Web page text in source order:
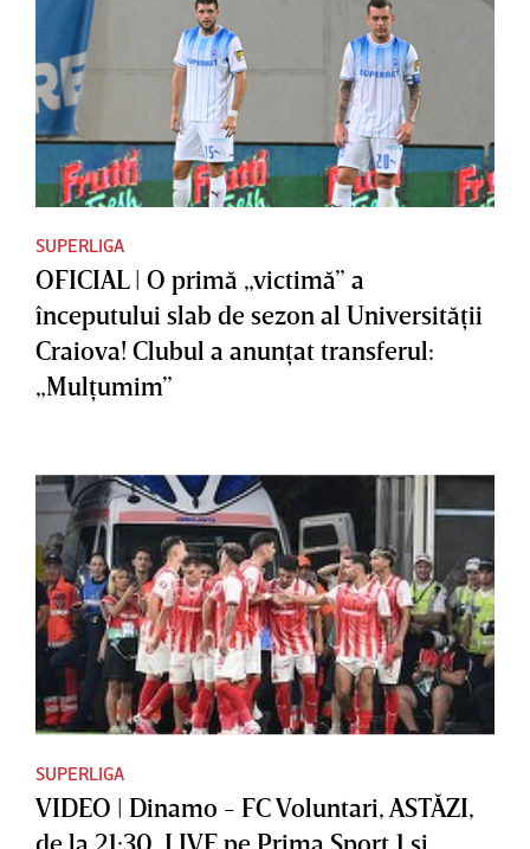
SUPERLIGA
OFICIAL | O primă „victimă” a
începutului slab de sezon al Universităţii
Craiova! Clubul a anunţat transferul:
„Mulţumim”
SUPERLIGA
VIDEO | Dinamo - FC Voluntari, ASTĂZI,
de la 21:30, LIVE pe Prima Sport 1 şi